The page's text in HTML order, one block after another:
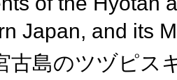
Japan, and its
古島のツヅピス